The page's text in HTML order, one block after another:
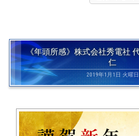
《年頭所感》株式会社秀電社
仁
2019年1月1日 火曜日